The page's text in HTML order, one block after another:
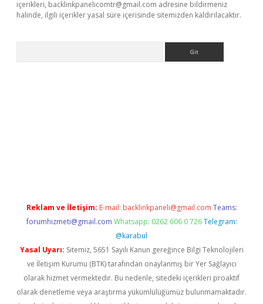
içerikleri, backlinkpanelicomtr@gmail.com adresine bildirmeniz
halinde, ilgili içerikler yasal süre içerisinde sitemizden kaldırılacaktır.
Reklam ve İletişim: E-mail: backlinkpaneli@gmail.com Teams:
forumhizmeti@gmail.com Whatsapp: 0262 606 0 726 Telegram:
@karabul
Yasal Uyarı: Sitemiz, 5651 Sayılı Kanun gereğince Bilgi Teknolojileri
ve İletişim Kurumu (BTK) tarafından onaylanmış bir Yer Sağlayıcı
olarak hizmet vermektedir. Bu nedenle, sitedeki içerikleri proaktif
olarak denetleme veya araştırma yükümlülüğümüz bulunmamaktadır.